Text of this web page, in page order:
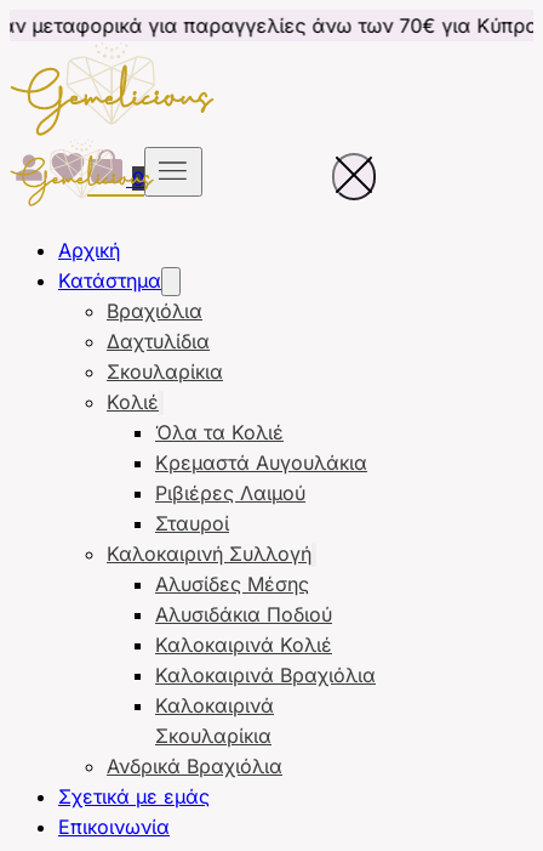
για παραγγελίες άνω των 70€ για Κύπρο Δωρεάν
0
Αρχική
Κατάστημα
Βραχιόλια
Δαχτυλίδια
Σκουλαρίκια
Κολιέ
Όλα τα Κολιέ
Κρεμαστά Αυγουλάκια
Ριβιέρες Λαιμού
Σταυροί
Καλοκαιρινή Συλλογή
Αλυσίδες Μέσης
Αλυσιδάκια Ποδιού
Καλοκαιρινά Κολιέ
Καλοκαιρινά Βραχιόλια
Καλοκαιρινά
Σκουλαρίκια
Ανδρικά Βραχιόλια
Σχετικά με εμάς
Επικοινωνία